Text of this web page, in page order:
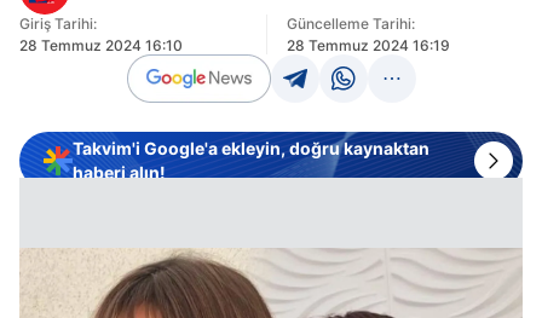
Giriş Tarihi:
28 Temmuz 2024 16:10
Güncelleme Tarihi:
28 Temmuz 2024 16:19
Takvim'i Google'a ekleyin, doğru kaynaktan
haberi alın!